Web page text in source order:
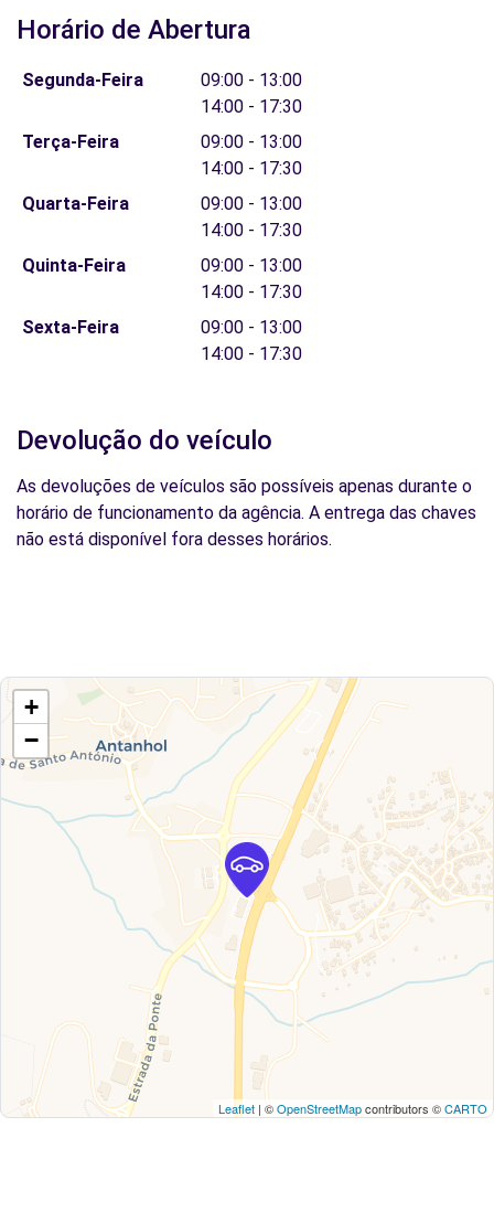
Horário de Abertura
Segunda-Feira
09:00 - 13:00
14:00 - 17:30
Terça-Feira
09:00 - 13:00
14:00 - 17:30
Quarta-Feira
09:00 - 13:00
14:00 - 17:30
Quinta-Feira
09:00 - 13:00
14:00 - 17:30
Sexta-Feira
09:00 - 13:00
14:00 - 17:30
Devolução do veículo
As devoluções de veículos são possíveis apenas durante o
horário de funcionamento da agência. A entrega das chaves
não está disponível fora desses horários.
+
−
Leaflet | ©OpenStreetMapcontributors ©CARTO